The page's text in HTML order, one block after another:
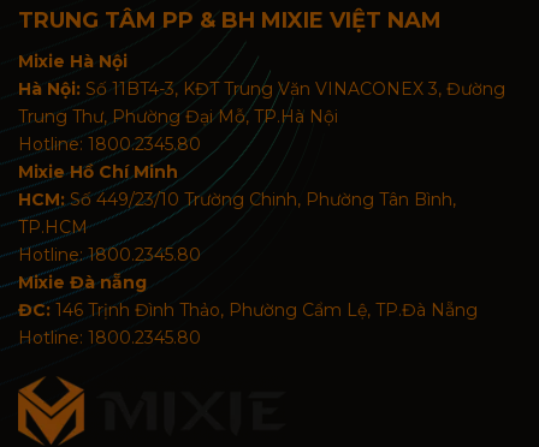
TRUNG TÂM PP & BH MIXIE VIỆT NAM
Mixie Hà Nội
Hà Nội: Số 11BT4-3, KĐT Trung Văn VINACONEX 3, Đường
Trung Thư, Phường Đại Mỗ, TP.Hà Nội
Hotline: 1800.2345.80
Mixie Hồ Chí Minh
HCM:Số 449/23/10 Trường Chinh, Phường Tân Bình,
TP.HCM
Hotline: 1800.2345.80
Mixie Đà nẵng
ĐC: 146 Trịnh Đình Thảo, Phường Cẩm Lệ, TP.Đà Nẵng
Hotline: 1800.2345.80